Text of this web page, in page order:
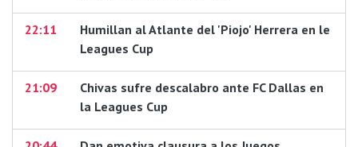
22:11
Humillan al Atlante del 'Piojo' Herrera en le
Leagues Cup
21:09
Chivas sufre descalabro ante FC Dallas en
la Leagues Cup